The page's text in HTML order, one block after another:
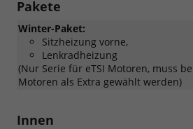
Pakete
Winter-Paket:
Sitzheizung vorne,
Lenkradheizung
(Nur Serie für eTSI Motoren, muss
Motoren als Extra gewählt werden)
Innen